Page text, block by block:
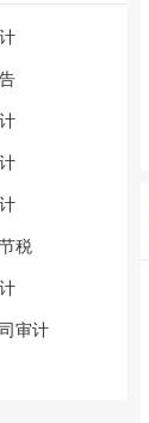
税
审计